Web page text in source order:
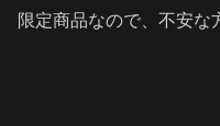
限定商品なので、不安な